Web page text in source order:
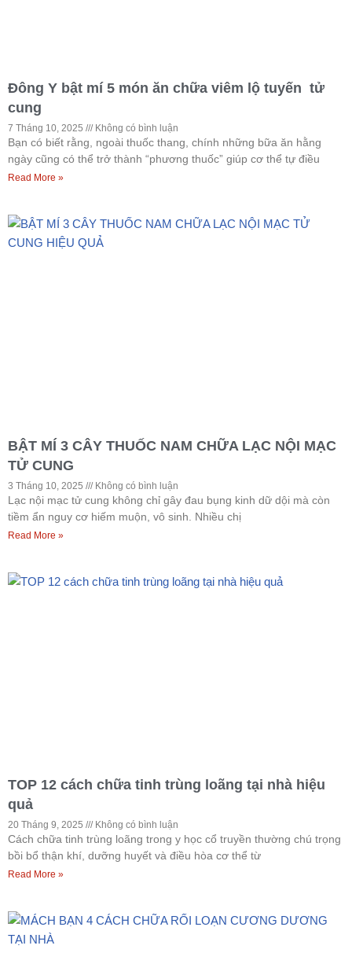
Đông Y bật mí 5 món ăn chữa viêm lộ tuyến tử
cung
7 Tháng 10, 2025 Không có bình luận
Bạn có biết rằng, ngoài thuốc thang, chính những bữa ăn hằng
ngày cũng có thể trở thành “phương thuốc” giúp cơ thể tự điều
Read More »
BẬT MÍ 3 CÂY THUỐC NAM CHỮA LẠC NỘI MẠC
TỬ CUNG
3 Tháng 10, 2025 Không có bình luận
Lạc nội mạc tử cung không chỉ gây đau bụng kinh dữ dội mà còn
tiềm ẩn nguy cơ hiếm muộn, vô sinh. Nhiều chị
Read More »
TOP 12 cách chữa tinh trùng loãng tại nhà hiệu
quả
20 Tháng 9, 2025 Không có bình luận
Cách chữa tinh trùng loãng trong y học cổ truyền thường chú trọng
bồi bổ thận khí, dưỡng huyết và điều hòa cơ thể từ
Read More »